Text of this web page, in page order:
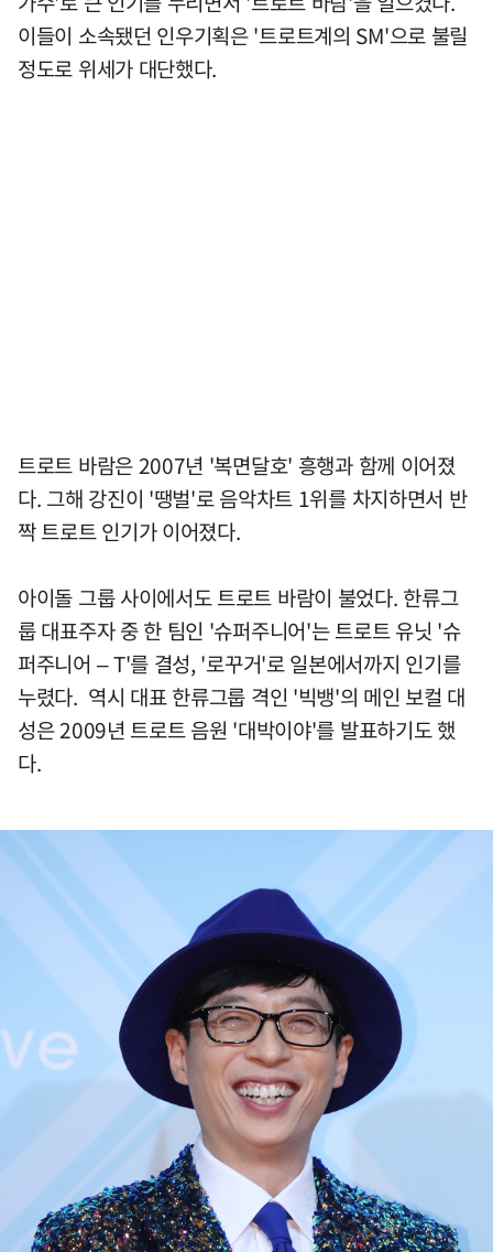
이들이 소속됐던 인우기획은 '트로트계의 SM'으로 불릴
정도로 위세가 대단했다.
트로트 바람은 2007년 '복면달호' 흥행과 함께 이어졌
다. 그해 강진이 '땡벌'로 음악차트 1위를 차지하면서 반
짝 트로트 인기가 이어졌다.
아이돌 그룹 사이에서도 트로트 바람이 불었다. 한류그
룹 대표주자 중 한 팀인 '슈퍼주니어'는 트로트 유닛 '슈
퍼주니어 – T'를 결성, '로꾸거'로 일본에서까지 인기를
누렸다. 역시 대표 한류그룹 격인 '빅뱅'의 메인 보컬 대
성은 2009년 트로트 음원 '대박이야'를 발표하기도 했
다.